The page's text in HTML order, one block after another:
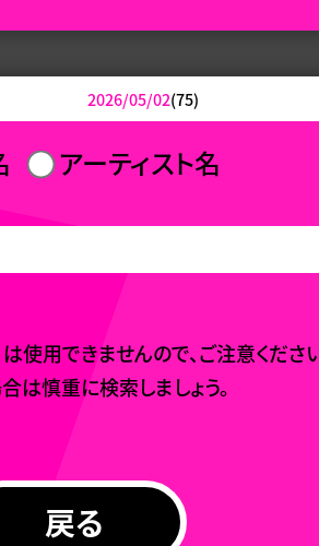
2026/05/02(75)
アーティスト名
用できませんので、ご注意くださ
慎重に検索しましょう。
戻る